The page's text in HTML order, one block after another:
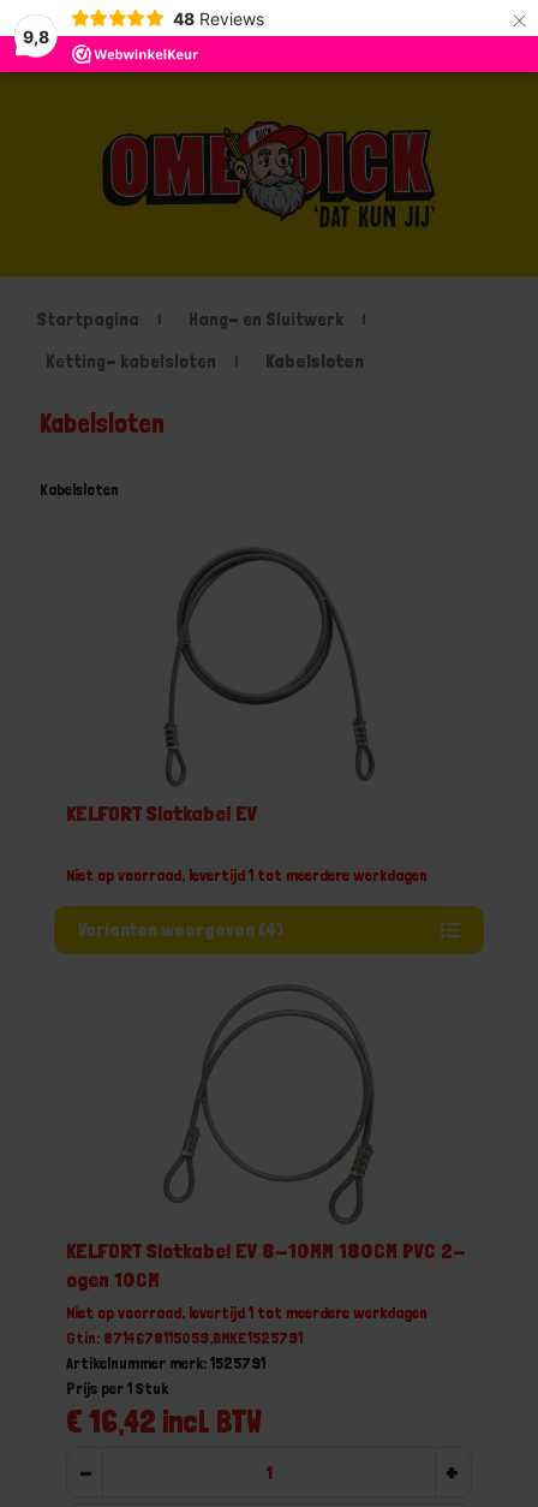
9,8
48 Reviews ×
Startpagina
Hang- en Sluitwerk
Ketting- kabelsloten
Kabelsloten
Kabelsloten
Kabelsloten
KELFORT Slotkabel EV
Niet op voorraad, levertijd 1 tot meerdere werkdagen
Varianten weergeven (4)
KELFORT Slotkabel EV 8-10MM 180CM PVC 2-
ogen 10CM
Niet op voorraad, levertijd 1 tot meerdere werkdagen
Gtin: 8714678115059,BMKE1525791
Artikelnummer merk: 1525791
€ 16,42 incl. BTW
Prijs per 1 Stuk
- +